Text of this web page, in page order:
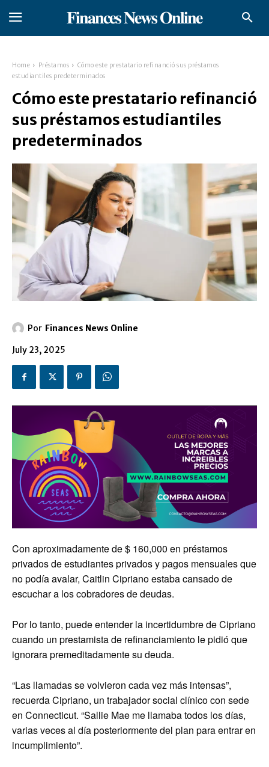
𝐅𝐢𝐧𝐚𝐧𝐜𝐞𝐬 𝐍𝐞𝐰𝐬 𝐎𝐧𝐥𝐢𝐧𝐞
Home Préstamos
Cómo este prestatario refinanció sus préstamos
estudiantiles predeterminados
Cómo este prestatario refinanció
sus préstamos estudiantiles
predeterminados
Por Finances News Online
July 23, 2025
Con aproximadamente de $ 160,000 en préstamos
privados de estudiantes privados y pagos mensuales que
no podía avalar, Caitlin Cipriano estaba cansado de
escuchar a los cobradores de deudas.
Por lo tanto, puede entender la incertidumbre de Cipriano
cuando un prestamista de refinanciamiento le pidió que
ignorara premeditadamente su deuda.
“Las llamadas se volvieron cada vez más intensas”,
recuerda Cipriano, un trabajador social clínico con sede
en Connecticut. “Sallie Mae me llamaba todos los días,
varias veces al día posteriormente del plan para entrar en
incumplimiento”.